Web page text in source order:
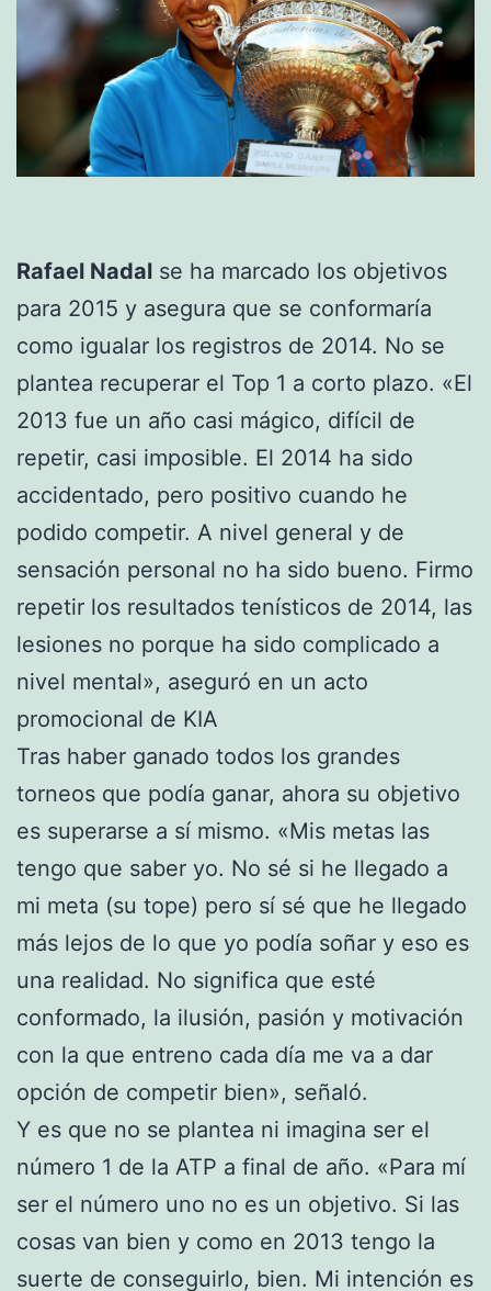
Rafael Nadal se ha marcado los objetivos
para 2015 y asegura que se conformaría
como igualar los registros de 2014. No se
plantea recuperar el Top 1 a corto plazo. «El
2013 fue un año casi mágico, difícil de
repetir, casi imposible. El 2014 ha sido
accidentado, pero positivo cuando he
podido competir. A nivel general y de
sensación personal no ha sido bueno. Firmo
repetir los resultados tenísticos de 2014, las
lesiones no porque ha sido complicado a
nivel mental», aseguró en un acto
promocional de KIA
Tras haber ganado todos los grandes
torneos que podía ganar, ahora su objetivo
es superarse a sí mismo. «Mis metas las
tengo que saber yo. No sé si he llegado a
mi meta (su tope) pero sí sé que he llegado
más lejos de lo que yo podía soñar y eso es
una realidad. No significa que esté
conformado, la ilusión, pasión y motivación
con la que entreno cada día me va a dar
opción de competir bien», señaló.
Y es que no se plantea ni imagina ser el
número 1 de la ATP a final de año. «Para mí
ser el número uno no es un objetivo. Si las
cosas van bien y como en 2013 tengo la
suerte de conseguirlo, bien. Mi intención es